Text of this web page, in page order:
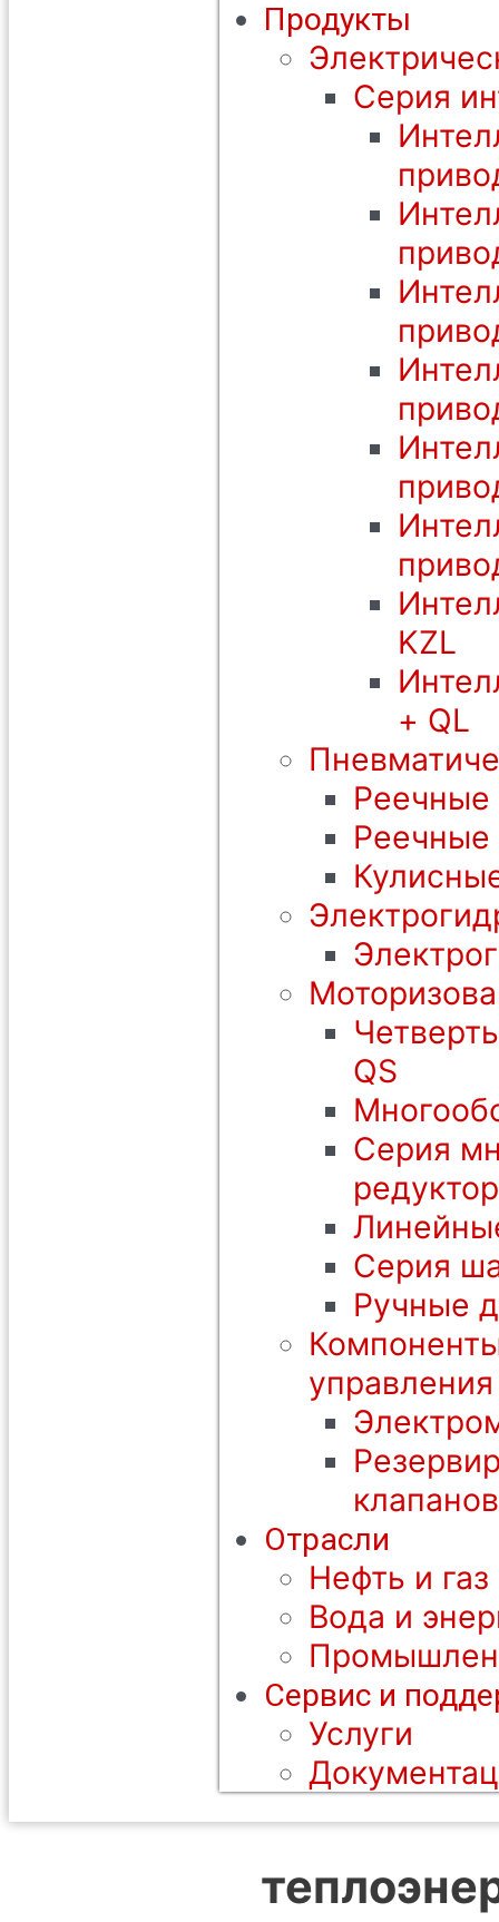
Продукты
Серия
KZL
+ QL
Реечные
Реечные
QS
Серия
Серия
Ручные
клапанов
Отрасли
Нефть и газ
Вода и
Сервис и
Услуги